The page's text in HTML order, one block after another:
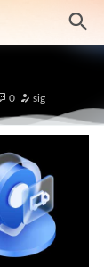
0 sig
06